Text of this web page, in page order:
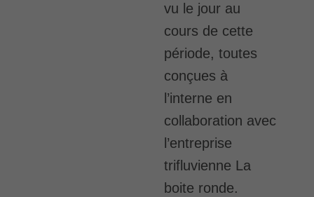
vu le jour au
cours de cette
période, toutes
conçues à
l’interne en
collaboration avec
l’entreprise
trifluvienne La
boite ronde.